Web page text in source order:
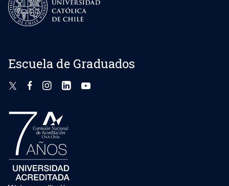
Escuela de Graduados